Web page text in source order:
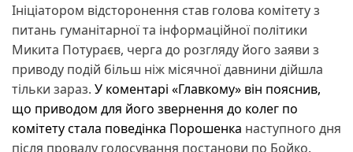
Ініціатором відсторонення став голова комітету з
питань гуманітарної та інформаційної політики
Микита Потураєв, черга до розгляду його заяви з
приводу подій більш ніж місячної давнини дійшла
тільки зараз. У коментарі «Главкому» він пояснив,
що приводом для його звернення до колег по
комітету стала поведінка Порошенка наступного дня
після провалу голосування постанови по Бойко.